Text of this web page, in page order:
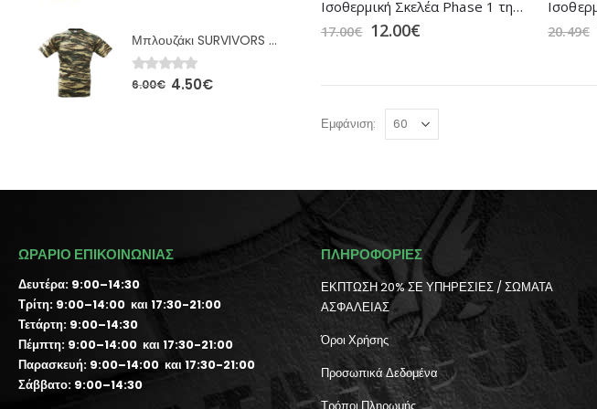
Ισοθερμική Σκελέα Phase 1 της XGO (Black)
17.00€ 12.00€ 20.49€
Εμφάνιση:
Μπλουζάκι SURVIVORS Ελληνικής Παραλλαγής (00675)
0out of 5
6.00€ 4.50€
ΩΡΑΡΙΟ ΕΠΙΚΟΙΝΩΝΙΑΣ
Δευτέρα: 9:00–14:30
Τρίτη: 9:00–14:00 και 17:30-21:00
Τετάρτη: 9:00–14:30
Πέμπτη: 9:00–14:00 και 17:30-21:00
Παρασκευή: 9:00–14:00 και 17:30-21:00
Σάββατο: 9:00–14:30
ΠΛΗΡΟΦΟΡΙΕΣ
ΕΚΠΤΩΣΗ 20% ΣΕ ΥΠΗΡΕΣΙΕΣ / ΣΩΜΑΤΑ
ΑΣΦΑΛΕΙΑΣ
Όροι Χρήσης
Προσωπικά Δεδομένα
Τρόποι Πληρωμής